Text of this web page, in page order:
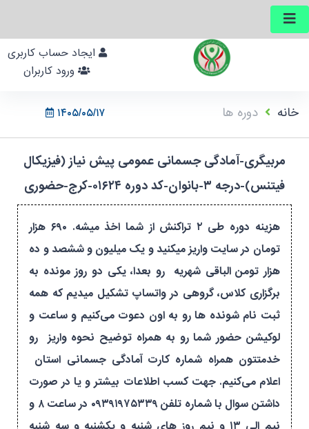
۱۴۰۵/۰۵/۱۷ خانه دوره ها
مربیگری-آمادگی جسمانی عمومی پیش نیاز (فیزیکال
فیتنس)-درجه ۳-بانوان-کد دوره ۰۱۶۲۴-کرج-حضوری
هزینه دوره طی ۲ تراکنش از شما اخذ میشه. ۶۹۰ هزار
تومان در سایت واریز میکنید و یک میلیون و ششصد و ده
هزار تومن الباقی شهریه رو بعدا، یکی دو روز مونده به
برگزاری کلاس، گروهی در واتساپ تشکیل میدیم که همه
ثبت نام شونده ها رو به اون دعوت می‌کنیم و ساعت و
لوکیشن حضور شما رو به همراه توضیح نحوه واریز رو
خدمتتون همراه شماره کارت آمادگی جسمانی استان
اعلام می‌کنیم. جهت کسب اطلاعات بیشتر و یا در صورت
داشتن سوال با شماره تلفن ۰۹۳۹۱۹۷۵۳۳۹ در ساعت ۸ و